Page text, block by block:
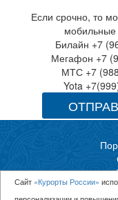
Если срочно, то
Билайн +7
Мегафон +7
МТС +7
Yota
Сайт «Курорты России»